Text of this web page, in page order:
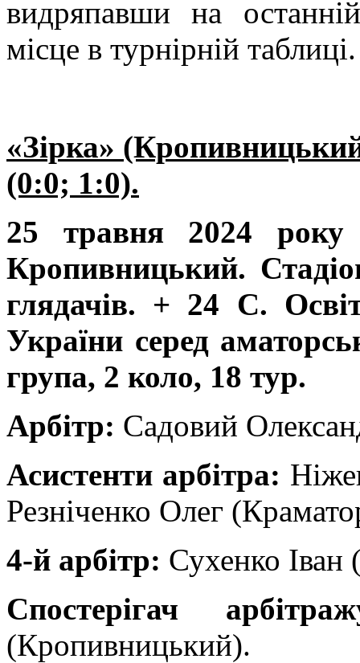
видряпавши на
місце в турнірній таблиці.
«Зірка»
(0:0; 1:0).
25 травня 2024 року
Кропивницький.
глядачів. + 24 С.
України серед
група, 2 коло, 18 тур.
Арбітр: Садовий
Асистенти арбітра:
Резніченко Олег
4-й арбітр: Сухенко
Спостерігач
(Кропивницький).